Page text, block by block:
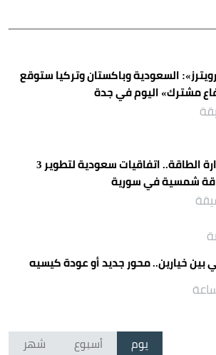
السعودية وباكستان وتركيا ستوقع
مشترك» اليوم في جدة
بإشراف وزارة الطاقة.. اتفاقيات سعودية لتطوير 3
شمسية في سورية
بين خيارين.. محور جديد أو عودة كيسيه
يوم أسبوع شهر